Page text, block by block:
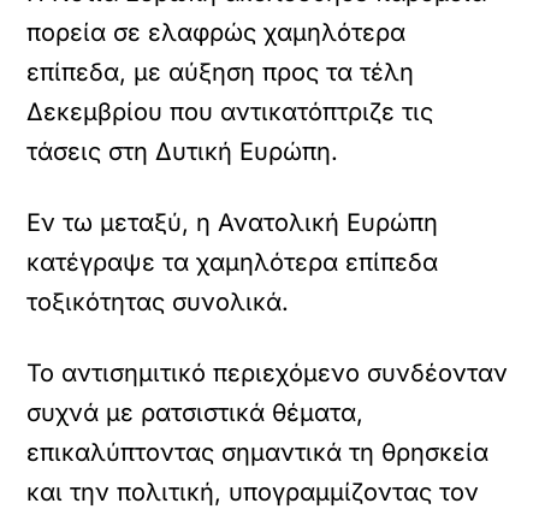
πορεία σε ελαφρώς χαμηλότερα
επίπεδα, με αύξηση προς τα τέλη
Δεκεμβρίου που αντικατόπτριζε τις
τάσεις στη Δυτική Ευρώπη.
Εν τω μεταξύ, η Ανατολική Ευρώπη
κατέγραψε τα χαμηλότερα επίπεδα
τοξικότητας συνολικά.
Το αντισημιτικό περιεχόμενο συνδέονταν
συχνά με ρατσιστικά θέματα,
επικαλύπτοντας σημαντικά τη θρησκεία
και την πολιτική, υπογραμμίζοντας τον